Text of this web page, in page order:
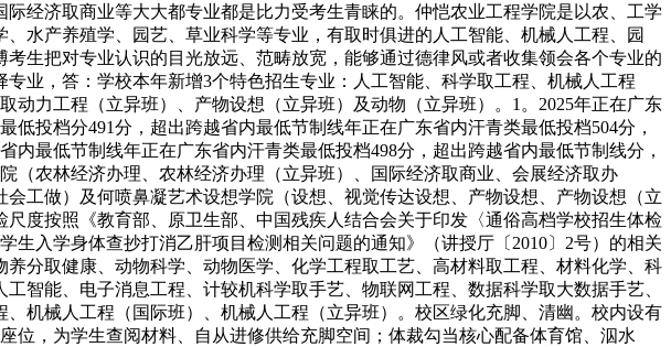
经济取商业等大大都专业都是比力受考生青睐的。仲恺农业工程学院是以农、工学
水产养殖学、园艺、草业科学等专业，有取时俱进的人工智能、机械人工程、园
生把对专业认识的目光放远、范畴放宽，能够通过德律风或者收集领会各个专业的
业，答：学校本年新增3个特色招生专业：人工智能、科学取工程、机械人工程
动力工程（立异班）、产物设想（立异班）及动物（立异班）。1。2025年正在广东
投档分491分，超出跨越省内最低节制线年正在广东省内汗青类最低投档504分，
最低节制线年正在广东省内汗青类最低投档498分，超出跨越省内最低节制线分，
（农林经济办理、农林经济办理（立异班）、国际经济取商业、会展经济取办
工做）及何喷鼻凝艺术设想学院（设想、视觉传达设想、产物设想、产物设想（立
度按照《教育部、原卫生部、中国残疾人结合会关于印发〈通俗高档学校招生体检
入学身体查抄打消乙肝项目检测相关问题的通知》（讲授厅〔2010〕2号）的相关
分取健康、动物科学、动物医学、化学工程取工艺、高材料取工程、材料化学、科
智能、电子消息工程、计较机科学取手艺、物联网工程、数据科学取大数据手艺、
机械人工程（国际班）、机械人工程（立异班）。校区绿化充脚、清幽。校内设有
位，为学生查阅材料、自从进修供给充脚空间；体裁勾当核心配备体育馆、泅水